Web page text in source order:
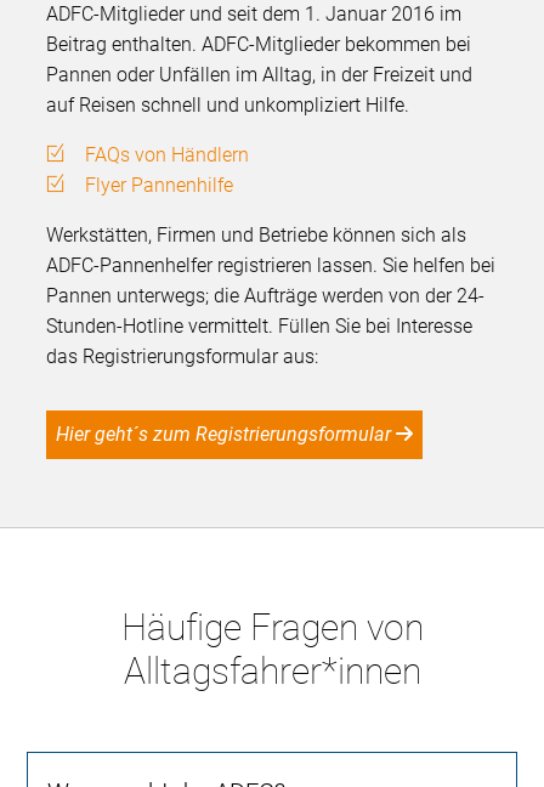
ADFC-Mitglieder und seit dem 1. Januar 2016 im
Beitrag enthalten. ADFC-Mitglieder bekommen bei
Pannen oder Unfällen im Alltag, in der Freizeit und
auf Reisen schnell und unkompliziert Hilfe.
FAQs von Händlern
Flyer Pannenhilfe
Werkstätten, Firmen und Betriebe können sich als
ADFC-Pannenhelfer registrieren lassen. Sie helfen bei
Pannen unterwegs; die Aufträge werden von der 24-
Stunden-Hotline vermittelt. Füllen Sie bei Interesse
das Registrierungsformular aus:
Hier geht´s zum Registrierungsformular
Häufige Fragen von
Alltagsfahrer*innen